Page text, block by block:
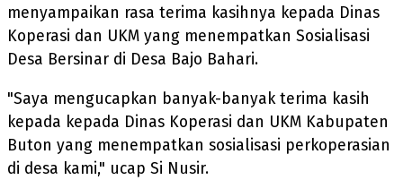
menyampaikan rasa terima kasihnya kepada Dinas
Koperasi dan UKM yang menempatkan Sosialisasi
Desa Bersinar di Desa Bajo Bahari.
"Saya mengucapkan banyak-banyak terima kasih
kepada kepada Dinas Koperasi dan UKM Kabupaten
Buton yang menempatkan sosialisasi perkoperasian
di desa kami," ucap Si Nusir.